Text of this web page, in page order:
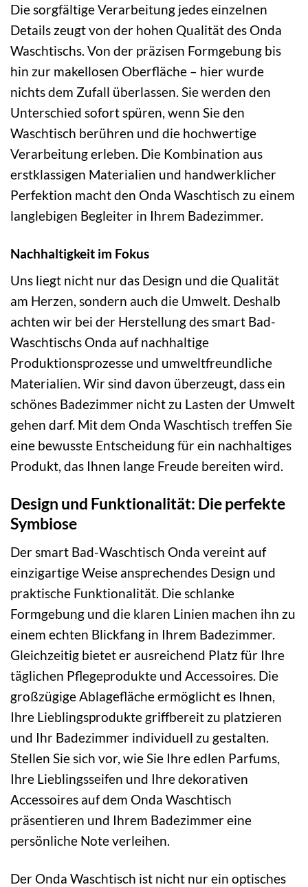
Die sorgfältige Verarbeitung jedes einzelnen
Details zeugt von der hohen Qualität des Onda
Waschtischs. Von der präzisen Formgebung bis
hin zur makellosen Oberfläche – hier wurde
nichts dem Zufall überlassen. Sie werden den
Unterschied sofort spüren, wenn Sie den
Waschtisch berühren und die hochwertige
Verarbeitung erleben. Die Kombination aus
erstklassigen Materialien und handwerklicher
Perfektion macht den Onda Waschtisch zu einem
langlebigen Begleiter in Ihrem Badezimmer.
Nachhaltigkeit im Fokus
Uns liegt nicht nur das Design und die Qualität
am Herzen, sondern auch die Umwelt. Deshalb
achten wir bei der Herstellung des smart Bad-
Waschtischs Onda auf nachhaltige
Produktionsprozesse und umweltfreundliche
Materialien. Wir sind davon überzeugt, dass ein
schönes Badezimmer nicht zu Lasten der Umwelt
gehen darf. Mit dem Onda Waschtisch treffen Sie
eine bewusste Entscheidung für ein nachhaltiges
Produkt, das Ihnen lange Freude bereiten wird.
Design und Funktionalität: Die perfekte
Symbiose
Der smart Bad-Waschtisch Onda vereint auf
einzigartige Weise ansprechendes Design und
praktische Funktionalität. Die schlanke
Formgebung und die klaren Linien machen ihn zu
einem echten Blickfang in Ihrem Badezimmer.
Gleichzeitig bietet er ausreichend Platz für Ihre
täglichen Pflegeprodukte und Accessoires. Die
großzügige Ablagefläche ermöglicht es Ihnen,
Ihre Lieblingsprodukte griffbereit zu platzieren
und Ihr Badezimmer individuell zu gestalten.
Stellen Sie sich vor, wie Sie Ihre edlen Parfums,
Ihre Lieblingsseifen und Ihre dekorativen
Accessoires auf dem Onda Waschtisch
präsentieren und Ihrem Badezimmer eine
persönliche Note verleihen.
Der Onda Waschtisch ist nicht nur ein optisches